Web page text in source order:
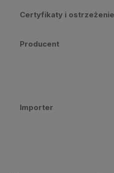
Certyfikaty i
Producent
Importer